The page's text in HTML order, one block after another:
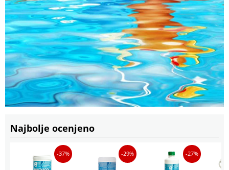
Najbolje ocenjeno
-37% -29% -27%